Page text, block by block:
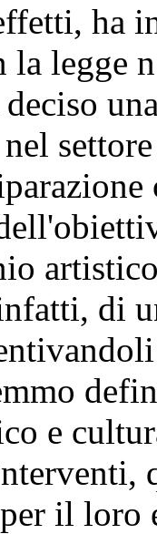
ha
legge
di
e
il